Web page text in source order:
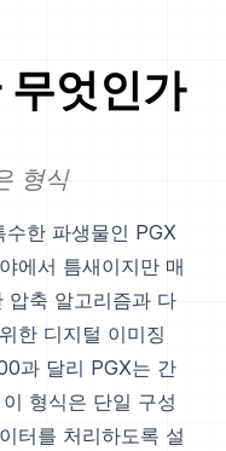
무엇인가
형식
한 파생물인 PGX
에서 틈새이지만 매
압축 알고리즘과 다
한 디지털 이미징
과 달리 PGX는 간
형식은 단일 구성
터를 처리하도록 설